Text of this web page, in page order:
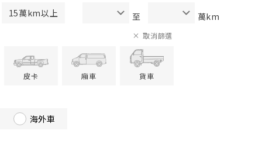
15萬km以上 至 萬km
皮卡 廂車 貨車
取消篩選
海外車